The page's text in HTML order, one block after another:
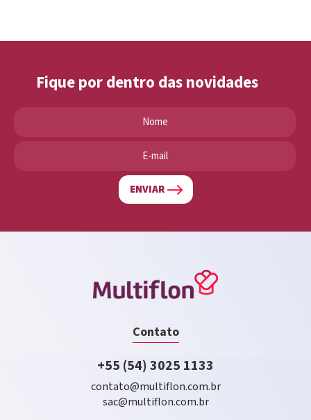
Fique por dentro das novidades
ENVIAR
Contato
+55 (54) 3025 1133
contato@multiflon.com.br
sac@multiflon.com.br